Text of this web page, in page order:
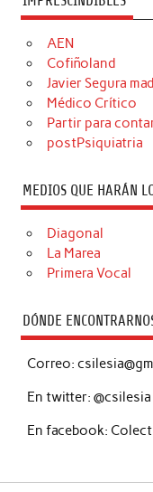
AEN
Cofiñoland
Javier Segura
Médico Crítico
Partir para
postPsiquiatria
MEDIOS QUE HARÁN
Diagonal
La Marea
Primera Vocal
DÓNDE
Correo:
En twitter: @csilesia
En facebook: